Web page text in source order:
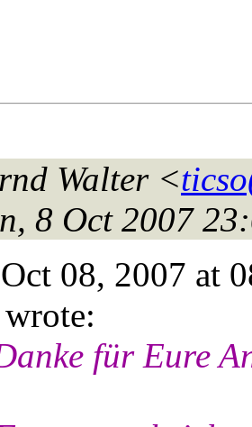
Walter <
8 Oct 2007
08, 2007 at
für Eure